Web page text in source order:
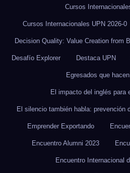
Cursos
Cursos Internacionales UPN 2026-0
Decision Quality: Value Creation from
Desafío Explorer Destaca UPN
Egresados que
El impacto del inglés para
El silencio también habla: prevención
Emprender Exportando
Encuentro Alumni 2023
Encuentro Internacional